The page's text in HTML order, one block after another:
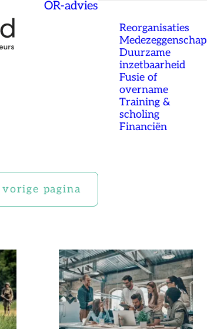
OR-advies
Reorganisaties
Medezeggenschap
Duurzame
inzetbaarheid
Fusie of
overname
Training &
scholing
Financiën
vorige pagina